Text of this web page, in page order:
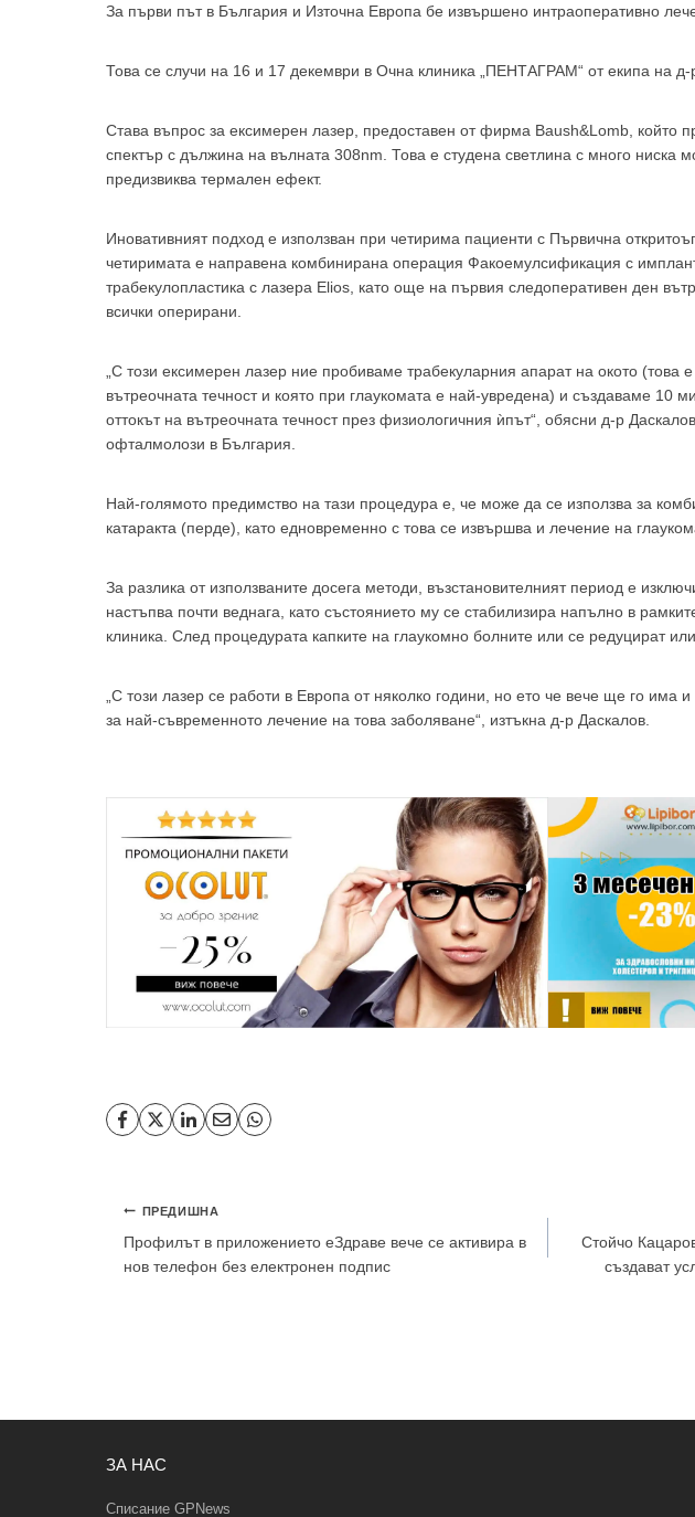
За първи път в България и Източна Европа бе извършено интраоперативно
Това се случи на 16 и 17 декември в Очна клиника „ПЕНТАГРАМ“ от екипа на д-
Става въпрос за ексимерен лазер, предоставен от фирма Baush&Lomb, който
спектър с дължина на вълната 308nm. Това е студена светлина с много ниска
предизвиква термален ефект.
Иновативният подход е използван при четирима пациенти с Първична
четиримата е направена комбинирана операция Факоемулсификация с
трабекулопластика с лазера Elios, като още на първия следоперативен ден
всички оперирани.
„С този ексимерен лазер ние пробиваме трабекуларния апарат на окото (това
вътреочната течност и която при глаукомата е най-увредена) и създаваме 10
оттокът на вътреочната течност през физиологичния ѝпът“, обясни д-р
офталмолози в България.
Най-голямото предимство на тази процедура е, че може да се използва за
катаракта (перде), като едновременно с това се извършва и лечение на
За разлика от използваните досега методи, възстановителният период е
настъпва почти веднага, като състоянието му се стабилизира напълно в
клиника. След процедурата капките на глаукомно болните или се редуцират
„С този лазер се работи в Европа от няколко години, но ето че вече ще го има
за най-съвременното лечение на това заболяване“, изтъкна д-р Даскалов.
Навигация
ПРЕДИШНА
Профилът в приложението еЗдраве вече се активира в
нов телефон без електронен подпис
Стойчо
създават
ЗА НАС
Списание GPNews
GP
За да можеда виждате